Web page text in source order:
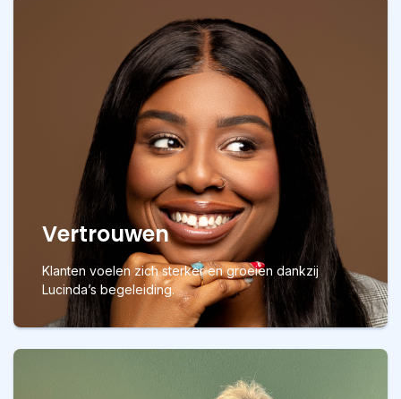
Vertrouwen
Klanten voelen zich sterker en groeien dankzij
Lucinda’s begeleiding.